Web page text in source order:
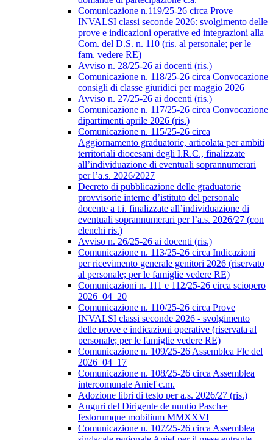
Comunicazione n.119/25-26 circa Prove
INVALSI classi seconde 2026: svolgimento delle
prove e indicazioni operative ed integrazioni alla
Com. del D.S. n. 110 (ris. al personale; per le
fam. vedere RE)
Avviso n. 28/25-26 ai docenti (ris.)
Comunicazione n. 118/25-26 circa Convocazione
consigli di classe giuridici per maggio 2026
Avviso n. 27/25-26 ai docenti (ris.)
Comunicazione n. 117/25-26 circa Convocazione
dipartimenti aprile 2026 (ris.)
Comunicazione n. 115/25-26 circa
Aggiornamento graduatorie, articolata per ambiti
territoriali diocesani degli I.R.C., finalizzate
all’individuazione di eventuali soprannumerari
per l’a.s. 2026/2027
Decreto di pubblicazione delle graduatorie
provvisorie interne d’istituto del personale
docente a t.i. finalizzate all’individuazione di
eventuali soprannumerari per l’a.s. 2026/27 (con
elenchi ris.)
Avviso n. 26/25-26 ai docenti (ris.)
Comunicazione n. 113/25-26 circa Indicazioni
per ricevimento generale genitori 2026 (riservato
al personale; per le famiglie vedere RE)
Comunicazioni n. 111 e 112/25-26 circa sciopero
2026_04_20
Comunicazione n. 110/25-26 circa Prove
INVALSI classi seconde 2026 - svolgimento
delle prove e indicazioni operative (riservata al
personale; per le famiglie vedere RE)
Comunicazione n. 109/25-26 Assemblea Flc del
2026_04_17
Comunicazione n. 108/25-26 circa Assemblea
intercomunale Anief c.m.
Adozione libri di testo per a.s. 2026/27 (ris.)
Auguri del Dirigente de nuntio Paschæ
festorumque mobilium MMXXVI
Comunicazione n. 107/25-26 circa Assemblea